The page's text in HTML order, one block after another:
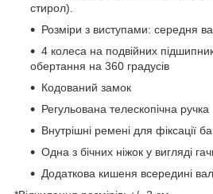
стирол).
Розміри з виступами: середня
4 колеса на подвійних
обертання на 360 градусів
Кодований замок
Регульована телескопічна ручка
Внутрішні ремені для фіксації
Одна з бічних ніжок у вигляді
Додаткова кишеня всередині